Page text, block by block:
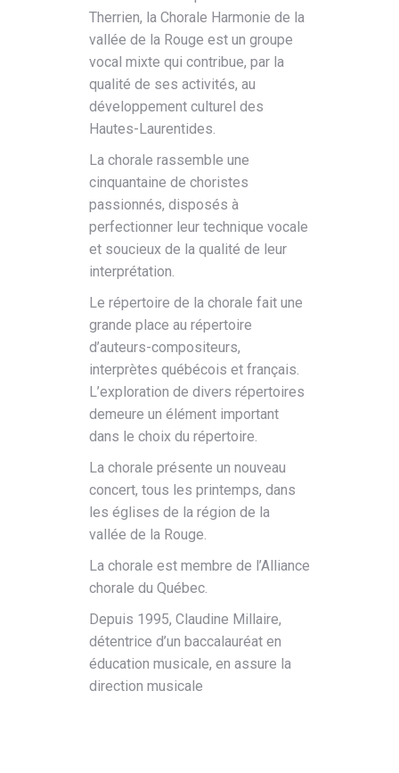
Therrien, la Chorale Harmonie de la
vallée de la Rouge est un groupe
vocal mixte qui contribue, par la
qualité de ses activités, au
développement culturel des
Hautes-Laurentides.
La chorale rassemble une
cinquantaine de choristes
passionnés, disposés à
perfectionner leur technique vocale
et soucieux de la qualité de leur
interprétation.
Le répertoire de la chorale fait une
grande place au répertoire
d’auteurs-compositeurs,
interprètes québécois et français.
L’exploration de divers répertoires
demeure un élément important
dans le choix du répertoire.
La chorale présente un nouveau
concert, tous les printemps, dans
les églises de la région de la
vallée de la Rouge.
La chorale est membre de l’Alliance
chorale du Québec.
Depuis 1995, Claudine Millaire,
détentrice d’un baccalauréat en
éducation musicale, en assure la
direction musicale